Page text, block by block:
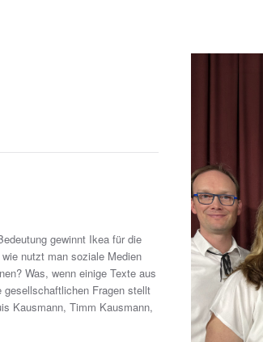
gewinnt Ikea für die
nutzt man soziale Medien
Was, wenn einige Texte aus
gesellschaftlichen Fragen stellt
Kausmann, Timm Kausmann,